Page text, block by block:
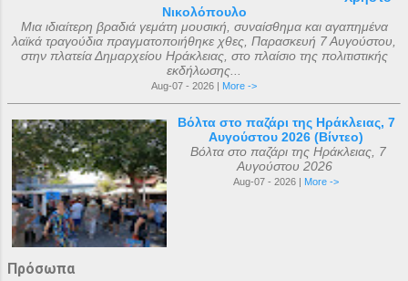
Νικολόπουλο
Μια ιδιαίτερη βραδιά γεμάτη μουσική, συναίσθημα και αγαπημένα
λαϊκά τραγούδια πραγματοποιήθηκε χθες, Παρασκευή 7 Αυγούστου,
στην πλατεία Δημαρχείου Ηράκλειας, στο πλαίσιο της πολιτιστικής
εκδήλωσης...
Aug-07 - 2026 | More ->
Βόλτα στο παζάρι της Ηράκλειας, 7
Αυγούστου 2026 (Βίντεο)
Βόλτα στο παζάρι της Ηράκλειας, 7
Αυγούστου 2026
Aug-07 - 2026 | More ->
Πρόσωπα